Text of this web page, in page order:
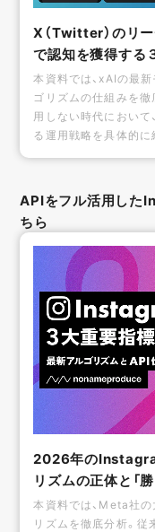
X（Twitter）のリ
で認知を獲得する
本資料では、xAIの最
ゴリズムの仕組みを
用しない時代において
る運用戦略を具体的に
APIをフル活用した
ちら
2026年の
リズムの正体と「
本資料では、Meta社
リズムを徹底分析。従